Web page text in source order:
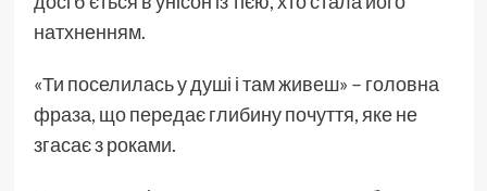
натхненням.
«Ти поселилась у душі і там живеш» – головна
фраза, що передає глибину почуття, яке не
згасає з роками.